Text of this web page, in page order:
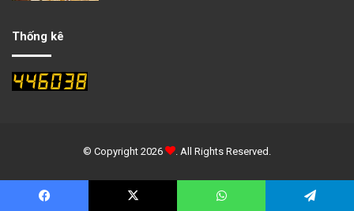
Thống kê
© Copyright 2026 . All Rights Reserved.